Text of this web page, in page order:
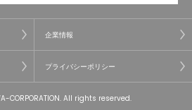
企業情報
プライバシーポリシー
CORPORATION. All rights reserved.